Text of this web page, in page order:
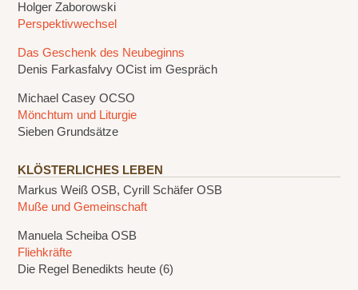
Holger Zaborowski
Perspektivwechsel
Das Geschenk des Neubeginns
Denis Farkasfalvy OCist im Gespräch
Michael Casey OCSO
Mönchtum und Liturgie
Sieben Grundsätze
KLÖSTERLICHES LEBEN
Markus Weiß OSB, Cyrill Schäfer OSB
Muße und Gemeinschaft
Manuela Scheiba OSB
Fliehkräfte
Die Regel Benedikts heute (6)